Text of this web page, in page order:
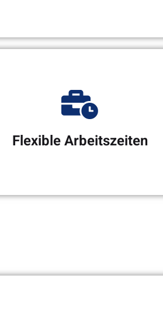
Firmenfahrzeug zur privaten
Nutzung
Flexible Arbeitszeiten
gerechte Entlohnung